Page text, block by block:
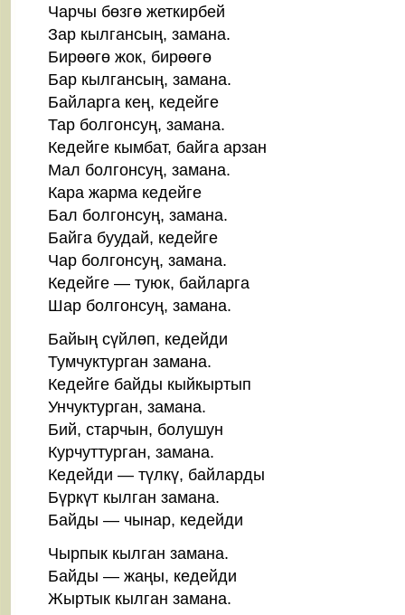
Чарчы бөзгө жеткирбей
Зар кылгансың, замана.
Бирөөгө жок, бирөөгө
Бар кылгансың, замана.
Байларга кең, кедейге
Тар болгонсуң, замана.
Кедейге кымбат, байга арзан
Мал болгонсуң, замана.
Кара жарма кедейге
Бал болгонсуң, замана.
Байга буудай, кедейге
Чар болгонсуң, замана.
Кедейге — туюк, байларга
Шар болгонсуң, замана.
Байың сүйлөп, кедейди
Тумчуктурган замана.
Кедейге байды кыйкыртып
Унчуктурган, замана.
Бий, старчын, болушун
Курчуттурган, замана.
Кедейди — түлкү, байларды
Бүркүт кылган замана.
Байды — чынар, кедейди
Чырпык кылган замана.
Байды — жаңы, кедейди
Жыртык кылган замана.